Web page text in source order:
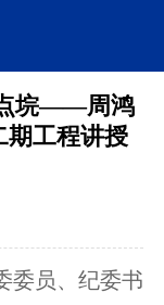
垸——周鸿
期工程讲授
委员、纪委书